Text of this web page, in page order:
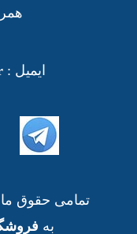
ایمیل :
تمامی حقوق
به